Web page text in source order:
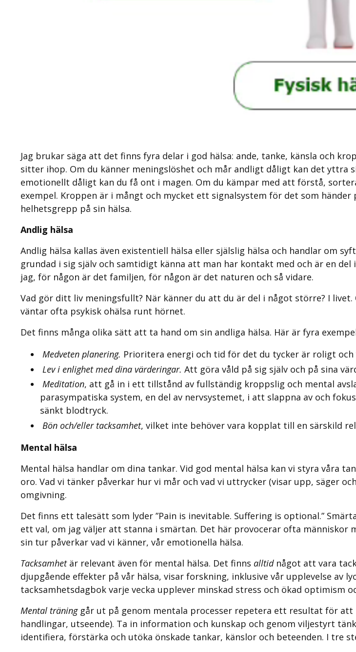
Jag brukar säga att det finns fyra delar i god hälsa: ande, tanke, känsla och
sitter ihop. Om du känner meningslöshet och mår andligt dåligt kan det yttra
emotionellt dåligt kan du få ont i magen. Om du kämpar med att förstå,
exempel. Kroppen är i mångt och mycket ett signalsystem för det som
helhetsgrepp på sin hälsa.
Andlig hälsa
Andlig hälsa kallas även existentiell hälsa eller själslig hälsa och handlar om
grundad i sig själv och samtidigt känna att man har kontakt med och är en
jag, för någon är det familjen, för någon är det naturen och så vidare.
Vad gör ditt liv meningsfullt? När känner du att du är del i något större? I
väntar ofta psykisk ohälsa runt hörnet.
Det finns många olika sätt att ta hand om sin andliga hälsa. Här är fyra
Medveten planering. Prioritera energi och tid för det du tycker är roligt
Lev i enlighet med dina värderingar. Att göra våld på sig själv och på sina
Meditation, att gå in i ett tillstånd av fullständig kroppslig och mental
parasympatiska system, en del av nervsystemet, i att slappna av och
sänkt blodtryck.
Bön och/eller tacksamhet, vilket inte behöver vara kopplat till en särskild
Mental hälsa
Mental hälsa handlar om dina tankar. Vid god mental hälsa kan vi styra våra
oro. Vad vi tänker påverkar hur vi mår och vad vi uttrycker (visar upp, säger
omgivning.
Det finns ett talesätt som lyder ”Pain is inevitable. Suffering is optional.”
ett val, om jag väljer att stanna i smärtan. Det här provocerar ofta människor
sin tur påverkar vad vi känner, vår emotionella hälsa.
Tacksamhetär relevant även för mental hälsa. Det finns alltidnågot att vara
djupgående effekter på vår hälsa, visar forskning, inklusive vår upplevelse av
tacksamhetsdagbok varje vecka upplever minskad stress och ökad optimism
Mental träninggår ut på genom mentala processer repetera ett resultat för
handlingar, utseende). Ta in information och kunskap och genom viljestyrt
identifiera, förstärka och utöka önskade tankar, känslor och beteenden. I tre